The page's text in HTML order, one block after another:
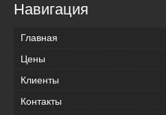
Навигация
Главная
Цены
Клиенты
Контакты